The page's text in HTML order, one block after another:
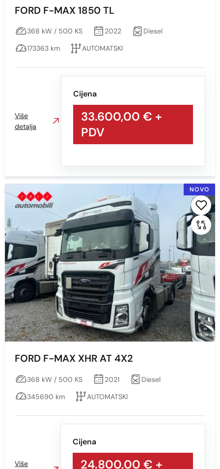
FORD F-MAX 1850 TL
368 kW / 500 KS 2022
Diesel
173363 km
AUTOMATSKI
Cijena
33.600,00 € +
PDV
Više
detalja
NOVO
FORD F-MAX XHR AT 4X2
368 kW / 500 KS 2021
Diesel
345690 km
AUTOMATSKI
Cijena
24.800,00 € +
Više